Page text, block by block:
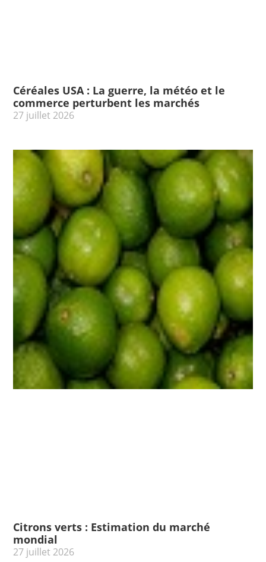
Céréales USA : La guerre, la météo et le
commerce perturbent les marchés
27 juillet 2026
Citrons verts : Estimation du marché
mondial
27 juillet 2026